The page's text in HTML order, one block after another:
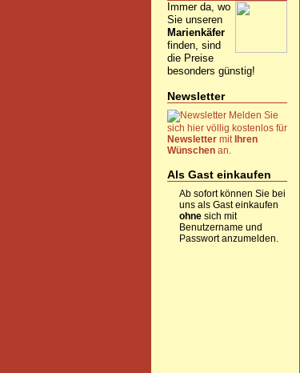
Immer da, wo
Sie unseren
Marienkäfer
finden, sind
die Preise
besonders günstig!
Newsletter
Melden Sie
sich hier völlig kostenlos für
Newsletter mit Ihren
Wünschen an.
Als Gast einkaufen
Ab sofort können Sie bei
uns als Gast einkaufen
ohne sich mit
Benutzername und
Passwort anzumelden.